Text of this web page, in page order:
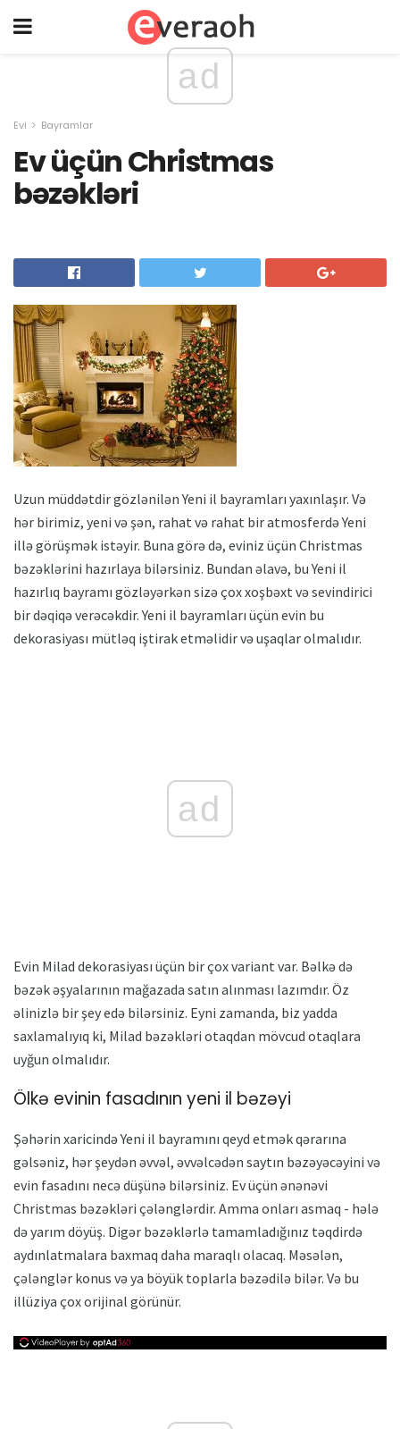
ad
Evi Bayramlar
Ev üçün Christmas
bəzəkləri
Uzun müddətdir gözlənilən Yeni il bayramları yaxınlaşır. Və
hər birimiz, yeni və şən, rahat və rahat bir atmosferdə Yeni
illə görüşmək istəyir. Buna görə də, eviniz üçün Christmas
bəzəklərini hazırlaya bilərsiniz. Bundan əlavə, bu Yeni il
hazırlıq bayramı gözləyərkən sizə çox xoşbəxt və sevindirici
bir dəqiqə verəcəkdir. Yeni il bayramları üçün evin bu
dekorasiyası mütləq iştirak etməlidir və uşaqlar olmalıdır.
ad
Evin Milad dekorasiyası üçün bir çox variant var. Bəlkə də
bəzək əşyalarının mağazada satın alınması lazımdır. Öz
əlinizlə bir şey edə bilərsiniz. Eyni zamanda, biz yadda
saxlamalıyıq ki, Milad bəzəkləri otaqdan mövcud otaqlara
uyğun olmalıdır.
Ölkə evinin fasadının yeni il bəzəyi
Şəhərin xaricində Yeni il bayramını qeyd etmək qərarına
gəlsəniz, hər şeydən əvvəl, əvvəlcədən saytın bəzəyəcəyini və
evin fasadını necə düşünə bilərsiniz. Ev üçün ənənəvi
Christmas bəzəkləri çələnglərdir. Amma onları asmaq - hələ
də yarım döyüş. Digər bəzəklərlə tamamladığınız təqdirdə
aydınlatmalara baxmaq daha maraqlı olacaq. Məsələn,
çələnglər konus və ya böyük toplarla bəzədilə bilər. Və bu
illüziya çox orijinal görünür.